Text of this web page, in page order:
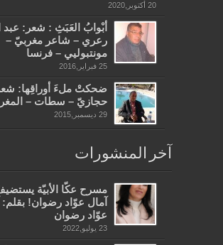
20 أكتوبر,2020
أبْوابُ العَبَثِ : شعر: عبد
رعري – شاعر مغربيّ –
مونتبوليي – فرنسا
25 فبراير,2016
ضحكتْ ملءَ أوراقِها:
حجازيّ – سطات –
29 ديسمبر,2015
آخر المنشورات
مسرح عكّا الأبيّة يستضيفُ
آمال عوّاد رضوان! بقلم:
عوّاد رضوان
23 يوليو,2022